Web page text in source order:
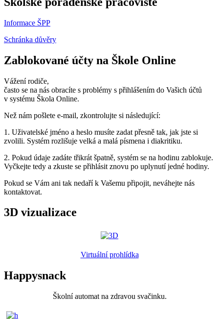
Informace ŠPP
Schránka důvěry
Zablokované účty na Škole Online
Vážení rodiče,
často se na nás obracíte s problémy s přihlášením do Vašich účtů
v systému Škola Online.
Než nám pošlete e-mail, zkontrolujte si následující:
1. Uživatelské jméno a heslo musíte zadat přesně tak, jak jste si
zvolili. Systém rozlišuje velká a malá písmena i diakritiku.
2. Pokud údaje zadáte třikrát špatně, systém se na hodinu zablokuje.
Vyčkejte tedy a zkuste se přihlásit znovu po uplynutí jedné hodiny.
Pokud se Vám ani tak nedaří k Vašemu připojit, neváhejte nás
kontaktovat.
3D vizualizace
Virtuální prohlídka
Happysnack
Školní automat na zdravou svačinku.